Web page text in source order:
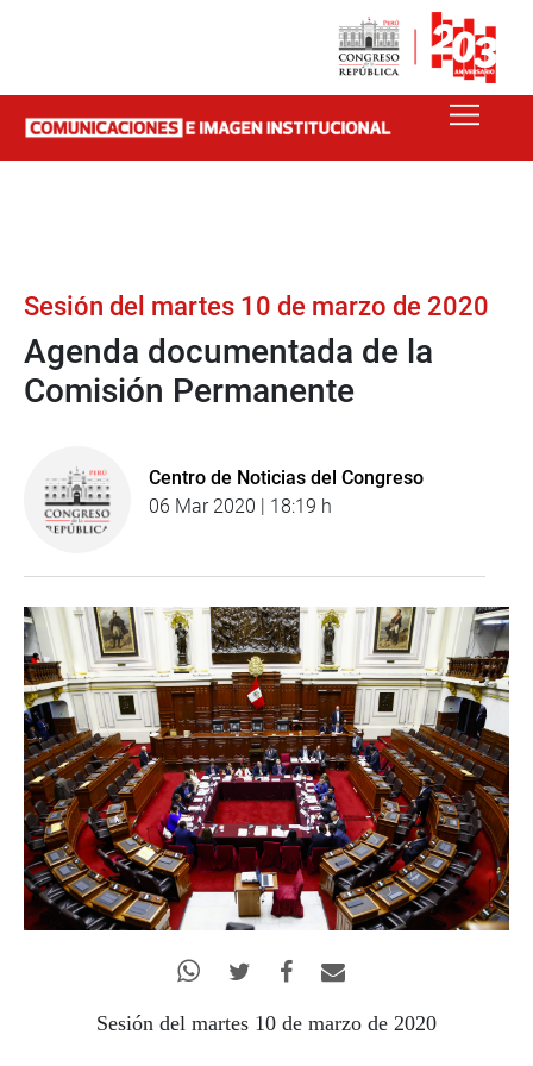
Sesión del martes 10 de marzo de 2020
Agenda documentada de la
Comisión Permanente
Centro de Noticias del Congreso
06 Mar 2020 | 18:19 h
Sesión del martes 10 de marzo de 2020